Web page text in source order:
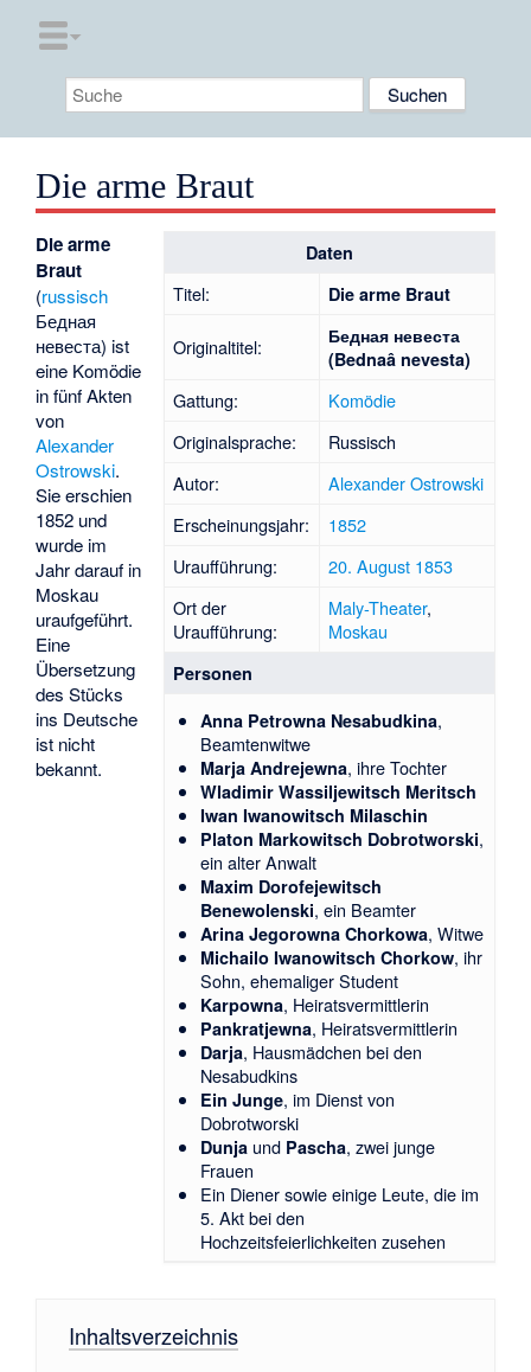
Die arme Braut
Daten
Titel: Die arme Braut
Originaltitel:
Бедная невеста
(Bednaâ nevesta)
Gattung:
Komödie
Originalsprache:
Russisch
Autor:
Alexander Ostrowski
Erscheinungsjahr:
1852
Uraufführung:
20. August 1853
Ort der
Uraufführung:
Maly-Theater,
Moskau
Personen
Anna Petrowna Nesabudkina,
Beamtenwitwe
Marja Andrejewna, ihre Tochter
Wladimir Wassiljewitsch Meritsch
Iwan Iwanowitsch Milaschin
Platon Markowitsch Dobrotworski,
ein alter Anwalt
Maxim Dorofejewitsch
Benewolenski, ein Beamter
Arina Jegorowna Chorkowa, Witwe
Michailo Iwanowitsch Chorkow, ihr
Sohn, ehemaliger Student
Karpowna, Heiratsvermittlerin
Pankratjewna, Heiratsvermittlerin
Darja, Hausmädchen bei den
Nesabudkins
Ein Junge, im Dienst von
Dobrotworski
Dunjaund Pascha, zwei junge
Frauen
Ein Diener sowie einige Leute, die im
5. Akt bei den
Hochzeitsfeierlichkeiten zusehen
Die arme
Braut
(russisch
Бедная
невеста) ist
eine Komödie
in fünf Akten
von
Alexander
Ostrowski.
Sie erschien
1852 und
wurde im
Jahr darauf in
Moskau
uraufgeführt.
Eine
Übersetzung
des Stücks
ins Deutsche
ist nicht
bekannt.
Inhaltsverzeichnis